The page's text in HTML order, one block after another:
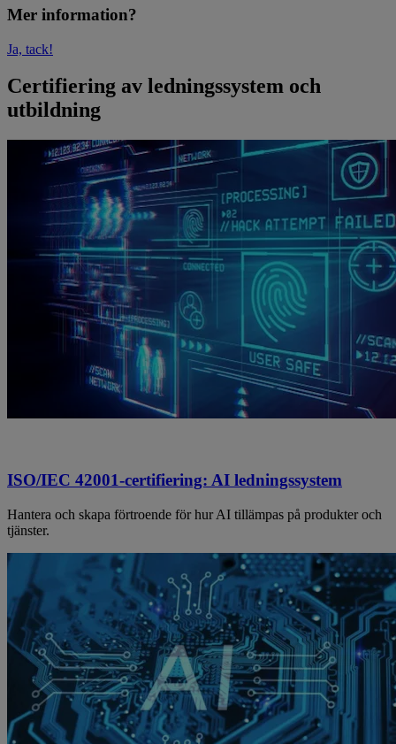
Mer information?
Ja, tack!
Certifiering av ledningssystem och
utbildning
ISO/IEC 42001-certifiering: AI ledningssystem
Hantera och skapa förtroende för hur AI tillämpas på produkter och
tjänster.